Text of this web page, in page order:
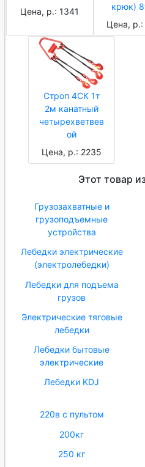
Цена, р.: 1341
крюк)
Цена,
Строп 4СК 1т
2м канатный
четырехветвев
ой
Цена, р.: 2235
Этот товар
Грузозахватные и
грузоподъемные
устройства
Лебедки электрические
(электролебедки)
Лебедки для подъема
грузов
Электрические тяговые
лебедки
Лебедки бытовые
электрические
Лебедки KDJ
220в с пультом
200кг
250 кг